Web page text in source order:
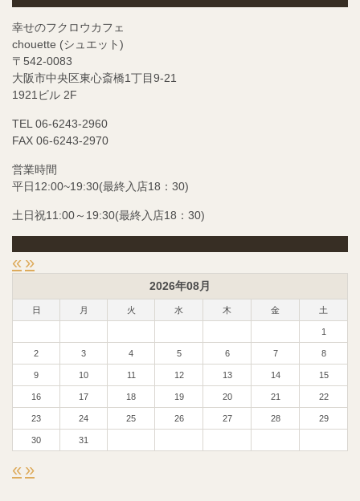
幸せのフクロウカフェ
chouette (シュエット)
〒542-0083
大阪市中央区東心斎橋1丁目9-21
1921ビル 2F
TEL 06-6243-2960
FAX 06-6243-2970
営業時間
平日12:00~19:30(最終入店18：30)
土日祝11:00～19:30(最終入店18：30)
« »
2026年08月
日 月 火 水 木 金 土
1
2 3 4 5 6 7 8
9 10 11 12 13 14 15
16 17 18 19 20 21 22
23 24 25 26 27 28 29
30 31
« »